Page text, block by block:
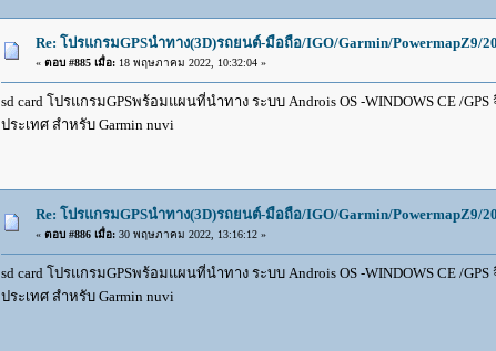
Re: โปรแกรมGPSนำทาง(3D)รถยนต์-มือถือ/IGO/Garmin/PowermapZ9/
« ตอบ #885 เมื่อ:18 พฤษภาคม 2022, 10:32:04 »
sd card โปรแกรมGPSพร้อมแผนที่นำทาง ระบบ Androis OS -WINDOWS CE /
ประเทศ สำหรับ Garmin nuvi
Re: โปรแกรมGPSนำทาง(3D)รถยนต์-มือถือ/IGO/Garmin/PowermapZ9/
« ตอบ #886 เมื่อ:30 พฤษภาคม 2022, 13:16:12 »
sd card โปรแกรมGPSพร้อมแผนที่นำทาง ระบบ Androis OS -WINDOWS CE /
ประเทศ สำหรับ Garmin nuvi